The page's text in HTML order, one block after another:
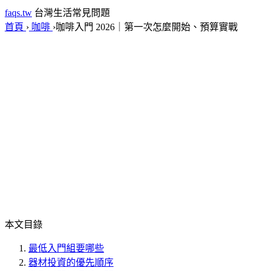
faqs.tw 台灣生活常見問題
首頁 › 咖啡 ›咖啡入門 2026｜第一次怎麼開始、預算實戰
本文目錄
最低入門組要哪些
器材投資的優先順序